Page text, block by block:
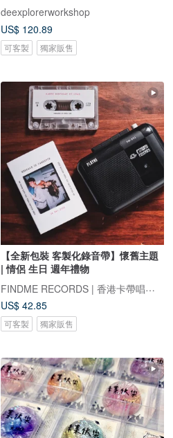
deexplorerworkshop
US$ 120.89
可客製 獨家販售
【全新包裝 客製化錄音帶】懷舊主題
| 情侶 生日 週年禮物
FINDME RECORDS | 香港卡帶唱片生活店
US$ 42.85
可客製 獨家販售